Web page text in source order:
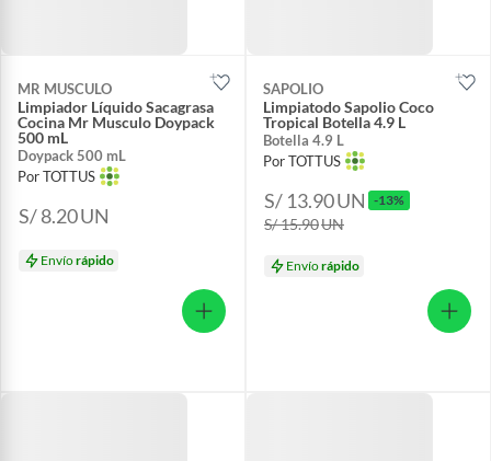
MR MUSCULO
Limpiador Líquido Sacagrasa
Cocina Mr Musculo Doypack
500 mL
Doypack 500 mL
Por TOTTUS
S/ 8.20UN
Envíorápido
SAPOLIO
Limpiatodo Sapolio Coco
Tropical Botella 4.9 L
Botella 4.9 L
Por TOTTUS
S/ 13.90UN -13%
S/ 15.90UN
Envíorápido